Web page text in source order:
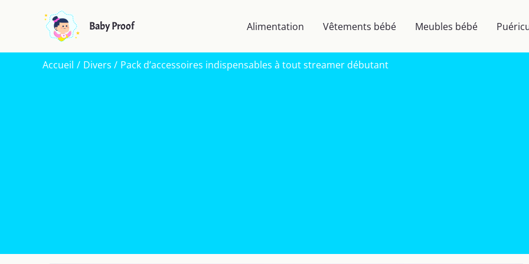
Baby Proof Alimentation Vêtements bébé Meubles bébé
Accueil Divers Pack d’accessoires indispensables à tout streamer débutant